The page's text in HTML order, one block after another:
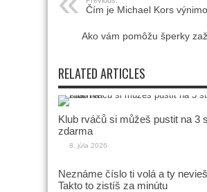
Čím je Michael Kors
Ako vám pomôžu šperky
RELATED ARTICLES
Klub rváčů si můžeš pustit na 3
zdarma
8. júla 2026
Neznáme číslo ti volá a ty
Takto to zistíš za minútu